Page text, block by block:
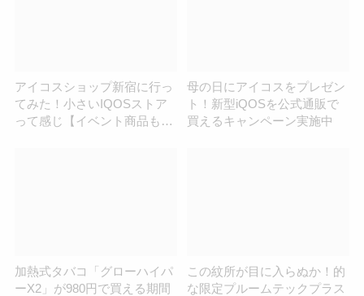
アイコスショップ新宿に行っ
てみた！小さいIQOSストア
って感じ【イベント商品も買
母の日にアイコスをプレゼン
ト！新型iQOSを公式通販で
買えるキャンペーン実施中
加熱式タバコ「グローハイパ
ーX2」が980円で買える期間
この紋所が目に入らぬか！的
な限定プルームテックプラス